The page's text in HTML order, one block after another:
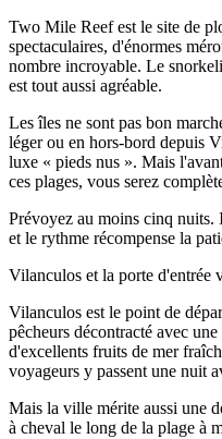
Two Mile Reef est le site de
spectaculaires, d'énormes
nombre incroyable. Le
est tout aussi agréable.
Les îles ne sont pas bon
léger ou en hors-bord depuis
luxe « pieds nus ». Mais
ces plages, vous serez
Prévoyez au moins cinq nuits.
et le rythme récompense la
Vilanculos et la porte d'entrée
Vilanculos est le point de
pêcheurs décontracté avec
d'excellents fruits de mer
voyageurs y passent une nuit
Mais la ville mérite aussi une
à cheval le long de la plage à